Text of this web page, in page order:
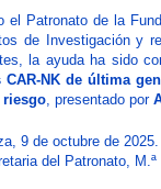
el Patronato de la
de Investigación y
la ayuda ha sido
CAR-NK de última
riesgo, presentado por
9 de octubre de 2025.
del Patronato,